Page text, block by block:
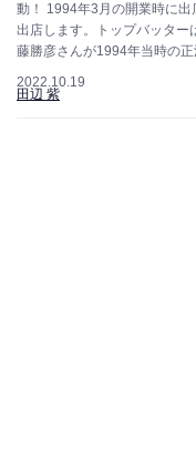
動！ 1994年3月の開業時に
出店します。トップバッター
藤勝彦さんが1994年当時の正
2022.10.19
田辺 紫